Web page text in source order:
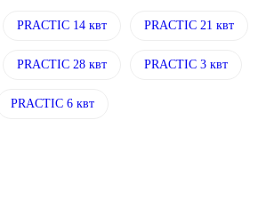
PRACTIC 14 квт PRACTIC 21 квт
PRACTIC 28 квт PRACTIC 3 квт
PRACTIC 6 квт